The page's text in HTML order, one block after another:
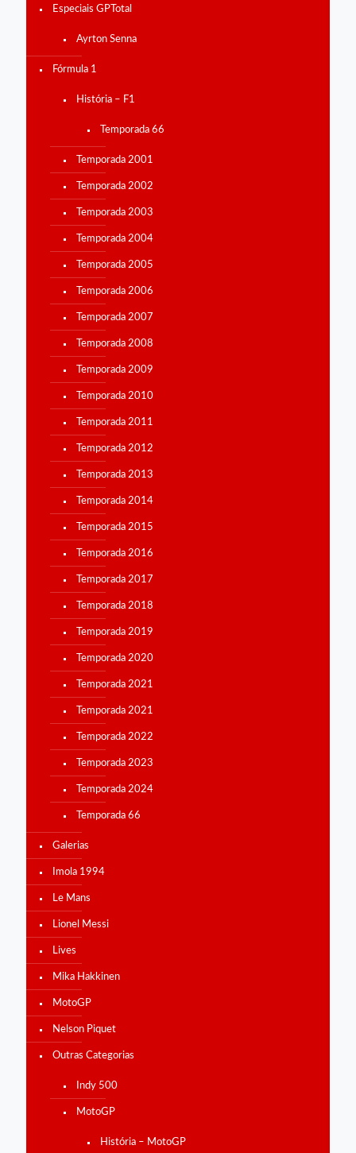
Especiais GPTotal
Ayrton Senna
Fórmula 1
História – F1
Temporada 66
Temporada 2001
Temporada 2002
Temporada 2003
Temporada 2004
Temporada 2005
Temporada 2006
Temporada 2007
Temporada 2008
Temporada 2009
Temporada 2010
Temporada 2011
Temporada 2012
Temporada 2013
Temporada 2014
Temporada 2015
Temporada 2016
Temporada 2017
Temporada 2018
Temporada 2019
Temporada 2020
Temporada 2021
Temporada 2021
Temporada 2022
Temporada 2023
Temporada 2024
Temporada 66
Galerias
Imola 1994
Le Mans
Lionel Messi
Lives
Mika Hakkinen
MotoGP
Nelson Piquet
Outras Categorias
Indy 500
MotoGP
História – MotoGP